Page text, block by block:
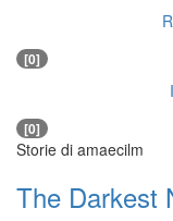
[0]
[0]
Storie di amaecilm
The Darkest